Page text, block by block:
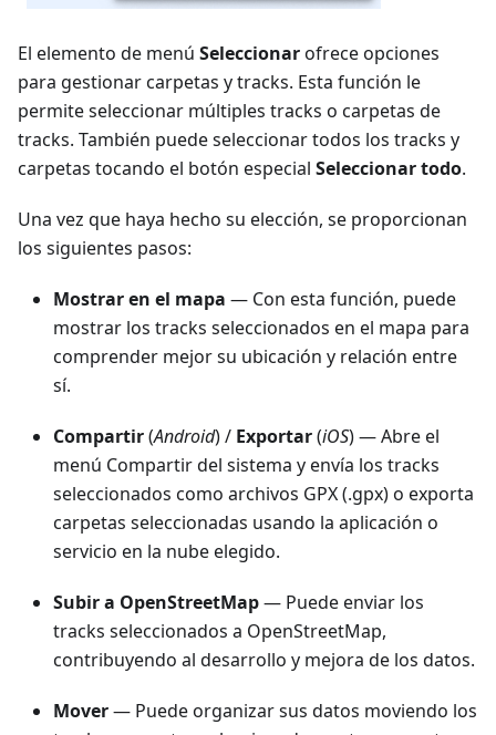
El elemento de menú Seleccionarofrece opciones
para gestionar carpetas y tracks. Esta función le
permite seleccionar múltiples tracks o carpetas de
tracks. También puede seleccionar todos los tracks y
carpetas tocando el botón especial Seleccionar todo.
Una vez que haya hecho su elección, se proporcionan
los siguientes pasos:
Mostrar en el mapa — Con esta función, puede
mostrar los tracks seleccionados en el mapa para
comprender mejor su ubicación y relación entre
sí.
Compartir(Android) / Exportar(iOS) — Abre el
menú Compartir del sistema y envía los tracks
seleccionados como archivos GPX (.gpx) o exporta
carpetas seleccionadas usando la aplicación o
servicio en la nube elegido.
Subir a OpenStreetMap— Puede enviar los
tracks seleccionados a OpenStreetMap,
contribuyendo al desarrollo y mejora de los datos.
Mover— Puede organizar sus datos moviendo los